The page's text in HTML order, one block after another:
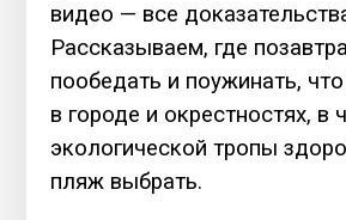
видео — все
Рассказываем, где
пообедать и поужинать,
в городе и окрестностях, в
экологической тропы
пляж выбрать.